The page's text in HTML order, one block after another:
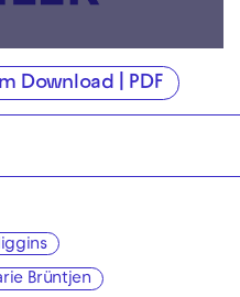
Download | PDF
Brüntjen